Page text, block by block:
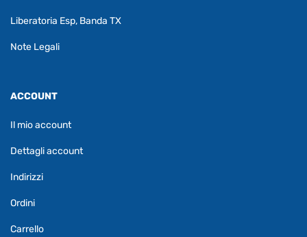
Liberatoria Esp, Banda TX
Note Legali
ACCOUNT
Il mio account
Dettagli account
Indirizzi
Ordini
Carrello